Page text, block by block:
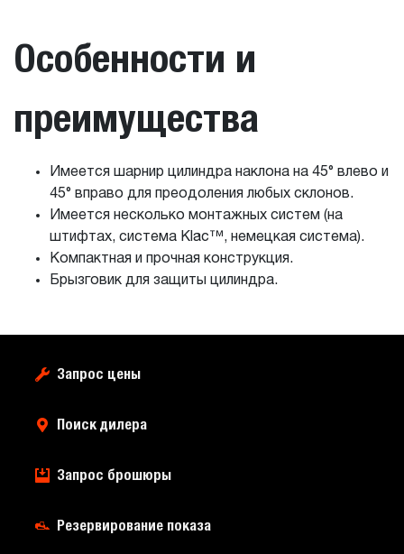
Особенности и
преимущества
Имеется шарнир цилиндра наклона на 45° влево и
45° вправо для преодоления любых склонов.
Имеется несколько монтажных систем (на
штифтах, система Klac™, немецкая система).
Компактная и прочная конструкция.
Брызговик для защиты цилиндра.
Запрос цены
Поиск дилера
Запрос брошюры
Резервирование показа